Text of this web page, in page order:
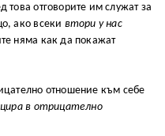
това отговорите им служат за
ако всеки втори у нас
няма как да покажат
отношение към себе
в отрицателно